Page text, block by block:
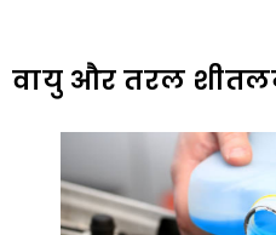
वायु और तरल